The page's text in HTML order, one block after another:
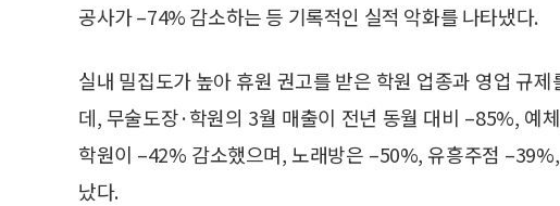
공사가 –74% 감소하는 등 기록적인 실적 악화를 나타냈다.
실내 밀집도가 높아 휴원 권고를 받은 학원 업종과 영업 규
데, 무술도장·학원의 3월 매출이 전년 동월 대비 –85%, 예
학원이 –42% 감소했으며, 노래방은 –50%, 유흥주점
났다.